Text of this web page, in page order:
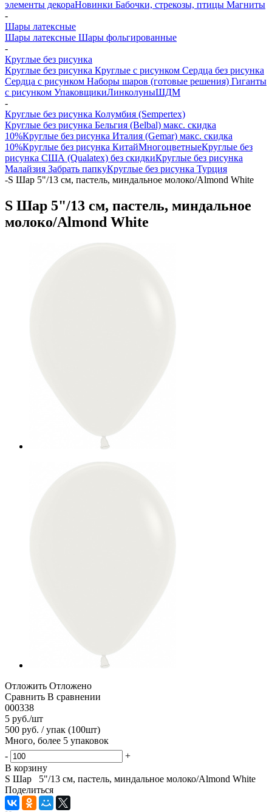
элементы декораНовинки Бабочки, стрекозы, птицы Магниты
-
Шары латексные
Шары латексные Шары фольгированные
-
Круглые без рисунка
Круглые без рисунка Круглые с рисунком Сердца без рисунка
Сердца с рисунком Наборы шаров (готовые решения) Гиганты
с рисунком УпаковщикиЛинколуныШДМ
-
Круглые без рисунка Колумбия (Sempertex)
Круглые без рисунка Бельгия (Belbal) макс. скидка
10%Круглые без рисунка Италия (Gemar) макс. скидка
10%Круглые без рисунка КитайМногоцветныеКруглые без
рисунка США (Qualatex) без скидкиКруглые без рисунка
Малайзия Забрать папкуКруглые без рисунка Турция
-S Шар 5"/13 см, пастель, миндальное молоко/Almond White
S Шар 5"/13 см, пастель, миндальное
молоко/Almond White
Отложить Отложено
Сравнить В сравнении
000338
5 руб./шт
500 руб. / упак (100шт)
Много, более 5 упаковок
-
+
В корзину
S Шар 5"/13 см, пастель, миндальное молоко/Almond White
Поделиться